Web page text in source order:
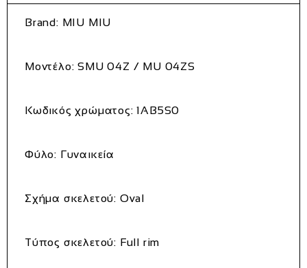
Brand: MIU MIU
Μοντέλο: SMU 04Z / MU 04ZS
Κωδικός χρώματος: 1AB5S0
Φύλο: Γυναικεία
Σχήμα σκελετού: Oval
Τύπος σκελετού: Full rim